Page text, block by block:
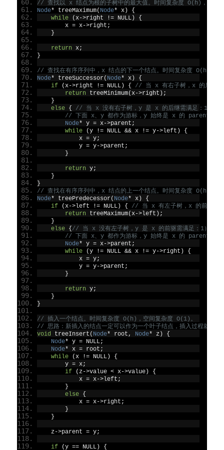
// 查找以 x 结点为根的子树中的最大值。时间复杂度 O(h)，空间
Node* treeMaximum( Node* x)
{
while
(x->right != NULL)
{
        x
= x->right ;
}
return x;
}
// 查找在有序序列中，x 结点的下一个结点。时间复杂度 O(h)，
Node* treeSuccessor( Node* x)
{
if
(x->right != NULL) {
// 当 x 有右子树，x 的后继即
return treeMinimum(x->right );
}
else
{
// 当 x 没有右子树，y 是 x 的后继需满足：1）y
// 下面 x、y 都作为游标，y 始终是 x 的 parent。
Node* y = x->parent ;
while
(y != NULL && x != y->left )
{
            x
= y;
            y
= y->parent ;
}
return y;
}
}
// 查找在有序序列中，x 结点的上一个结点。时间复杂度 O(h)，
Node* treePredecessor( Node* x)
{
if
(x->left != NULL) {
// 当 x 有左子树，x 的前驱即其
return treeMaximum(x->left );
}
else
{ // 当 x 没有左子树，y 是 x 的前驱需满足：1）
// 下面 x、y 都作为游标，y 始终是 x 的 parent。
Node* y = x->parent ;
while
(y != NULL && x != y->right )
{
            x
= y;
            y
= y->parent ;
}
return y;
}
}
// 插入一个结点。时间复杂度 O(h)，空间复杂度 O(1)。
// 思路：新插入的结点一定可以作为一个叶子结点，插入过程就
void treeInsert ( Node* root, Node* z)
{
Node* y = NULL;
Node* x = root ;
while
(x != NULL)
{
        y
= x;
if
(z->value < x->value)
{
            x
= x->left ;
}
else
{
            x
= x->right ;
}
}
    z
->parent = y;
if (y == NULL) {